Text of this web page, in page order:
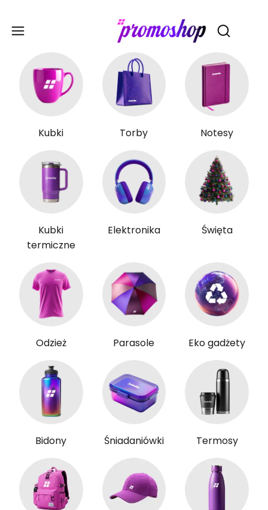
Otwórz
Kubki Torby Notesy
Kubki
termiczne
Elektronika Święta
Odzież Parasole Eko gadżety
Bidony Śniadaniówki Termosy